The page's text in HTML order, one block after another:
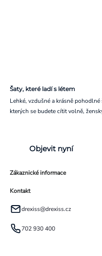
Šaty, které ladí s létem
Lehké, vzdušné a krásně
kterých se budete cítit volně,
Objevit nyní
Zákaznické informace
Kontakt
drexiss@drexiss.cz
702 930 400